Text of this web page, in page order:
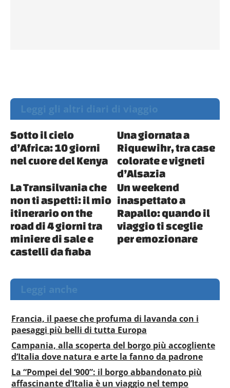
Leggi gli altri diari di viaggio
Sotto il cielo
d’Africa: 10 giorni
nel cuore del Kenya
Una giornata a
Riquewihr, tra case
colorate e vigneti
d’Alsazia
La Transilvania che
non ti aspetti: il mio
itinerario on the
road di 4 giorni tra
miniere di sale e
castelli da fiaba
Un weekend
inaspettato a
Rapallo: quando il
viaggio ti sceglie
per emozionare
Leggi anche
Francia, il paese che profuma di lavanda con i
paesaggi più belli di tutta Europa
Campania, alla scoperta del borgo più accogliente
d’Italia dove natura e arte la fanno da padrone
La “Pompei del ‘900”: il borgo abbandonato più
affascinante d’Italia è un viaggio nel tempo